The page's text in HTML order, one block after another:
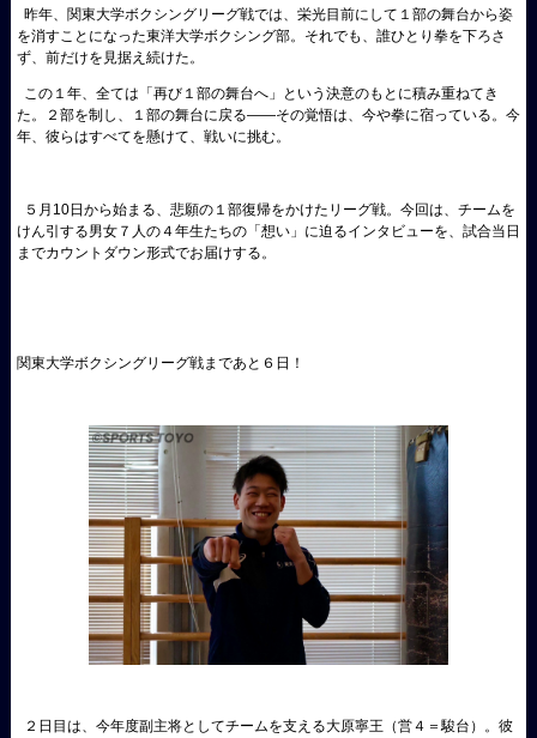
昨年、関東大学ボクシングリーグ戦では、栄光目前にして１部の舞台から姿
を消すことになった東洋大学ボクシング部。それでも、誰ひとり拳を下ろさ
ず、前だけを見据え続けた。
この１年、全ては「再び１部の舞台へ」という決意のもとに積み重ねてき
た。２部を制し、１部の舞台に戻る——その覚悟は、今や拳に宿っている。今
年、彼らはすべてを懸けて、戦いに挑む。
５月10日から始まる、悲願の１部復帰をかけたリーグ戦。今回は、チームを
けん引する男女７人の４年生たちの「想い」に迫るインタビューを、試合当日
までカウントダウン形式でお届けする。
関東大学ボクシングリーグ戦まであと６日！
２日目は、今年度副主将としてチームを支える大原寧王（営４＝駿台）。彼